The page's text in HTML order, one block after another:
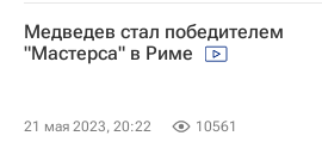
Медведев стал победителем
"Мастерса" в Риме
21 мая 2023, 20:22 10561